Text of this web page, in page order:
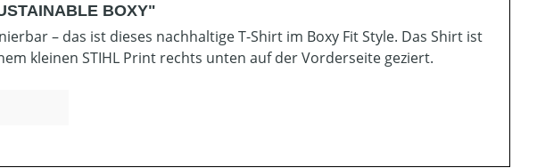
BOXY"
– das ist dieses nachhaltige T-Shirt im Boxy Fit Style. Das Shirt ist
kleinen STIHL Print rechts unten auf der Vorderseite geziert.